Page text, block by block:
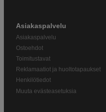
Asiakaspalvelu
Asiakaspalvelu
Ostoehdot
Toimitustavat
Reklamaatiot ja huoltotapaukset
Henkilötiedot
Muuta evästeasetuksia